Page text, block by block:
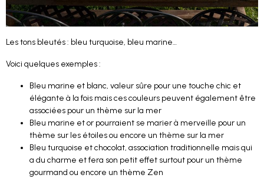
Les tons bleutés : bleu turquoise, bleu marine…
Voici quelques exemples :
Bleu marine et blanc, valeur sûre pour une touche chic et
élégante à la fois mais ces couleurs peuvent également être
associées pour un thème sur la mer
Bleu marine et or pourraient se marier à merveille pour un
thème sur les étoiles ou encore un thème sur la mer
Bleu turquoise et chocolat, association traditionnelle mais qui
a du charme et fera son petit effet surtout pour un thème
gourmand ou encore un thème Zen